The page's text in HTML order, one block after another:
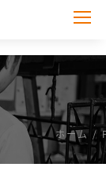
ホーム/